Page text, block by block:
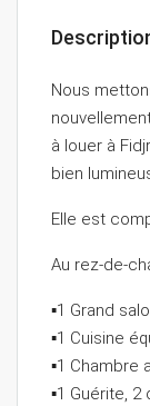
Nous
à louer à
bien
Elle est
Au rez-de-
▪️1 Grand
▪️1 Cuisine
▪️1 Chambre
▪️1 Guérite,